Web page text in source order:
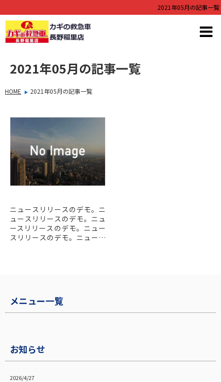
2021年05月の記事一覧
2021年05月の記事一覧
HOME 2021年05月の記事一覧
ニュースリリースのデモ。ニ
ュースリリースのデモ。ニュ
ースリリースのデモ。ニュー
スリリースのデモ。ニュース
メニュー一覧
お知らせ
2026/4/27